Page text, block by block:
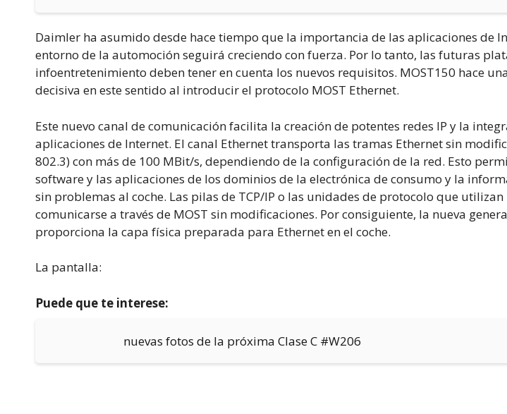
Daimler ha asumido desde hace tiempo que la importancia de las aplicaciones de
entorno de la automoción seguirá creciendo con fuerza. Por lo tanto, las futuras
infoentretenimiento deben tener en cuenta los nuevos requisitos. MOST150 hace
decisiva en este sentido al introducir el protocolo MOST Ethernet.
Este nuevo canal de comunicación facilita la creación de potentes redes IP y la
aplicaciones de Internet. El canal Ethernet transporta las tramas Ethernet sin
802.3) con más de 100 MBit/s, dependiendo de la configuración de la red. Esto
software y las aplicaciones de los dominios de la electrónica de consumo y la
sin problemas al coche. Las pilas de TCP/IP o las unidades de protocolo que utilizan
comunicarse a través de MOST sin modificaciones. Por consiguiente, la nueva
proporciona la capa física preparada para Ethernet en el coche.
La pantalla:
Puede que te interese:
nuevas fotos de la próxima Clase C #W206